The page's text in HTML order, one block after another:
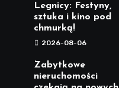
Legnicy: Festyny,
sztuka i kino pod
chmurką!
2026-08-06
Zabytkowe
nieruchomości